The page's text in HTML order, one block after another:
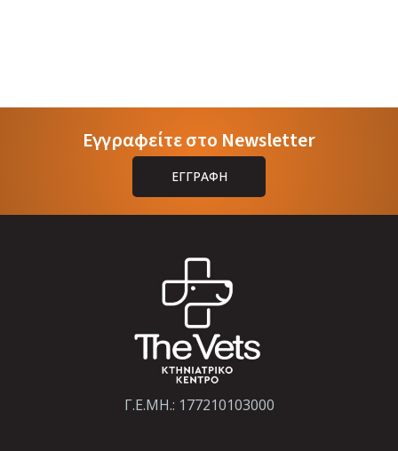
Εγγραφείτε στο Newsletter
ΕΓΓΡΑΦΗ
Γ.Ε.ΜΗ.: 177210103000